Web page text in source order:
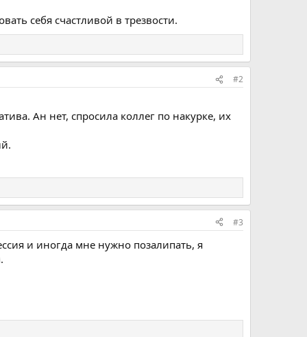
себя счастливой в трезвости.
#2
Ан нет, спросила коллег по накурке, их
#3
и иногда мне нужно позалипать, я